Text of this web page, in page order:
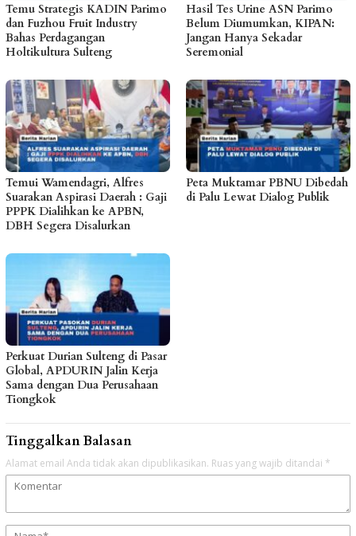
Temu Strategis KADIN Parimo
dan Fuzhou Fruit Industry
Bahas Perdagangan
Holtikultura Sulteng
Hasil Tes Urine ASN Parimo
Belum Diumumkan, KIPAN:
Jangan Hanya Sekadar
Seremonial
Temui Wamendagri, Alfres
Suarakan Aspirasi Daerah : Gaji
PPPK Dialihkan ke APBN,
DBH Segera Disalurkan
Peta Muktamar PBNU Dibedah
di Palu Lewat Dialog Publik
Perkuat Durian Sulteng di Pasar
Global, APDURIN Jalin Kerja
Sama dengan Dua Perusahaan
Tiongkok
Tinggalkan Balasan
Alamat email Anda tidak akan dipublikasikan. Ruas yang wajib ditandai *